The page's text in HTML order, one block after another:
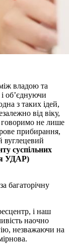
владою та
об’єднуючи
з таких ідей,
від віку,
говоримо не лише
прибирання,
вуглецевий
суспільних
УДАР)
багаторічну
і наш
наочно
незважаючи на